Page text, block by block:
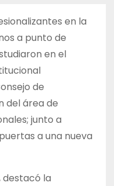
en la
a punto de
en el
de
del área de
junto a
a una nueva
destacó la